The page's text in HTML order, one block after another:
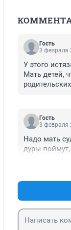
Гость
3 февраля
У этого
Мать детей,
Гость
3 февраля
Надо мать
дуры